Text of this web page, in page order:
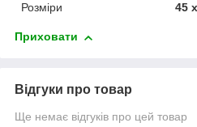
Розміри
45
Приховати
Відгуки про товар
Ще немає відгуків про цей товар